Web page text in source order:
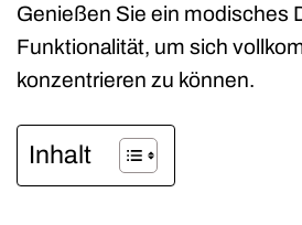
Genießen Sie ein modisches
Funktionalität, um sich
konzentrieren zu können.
Inhalt